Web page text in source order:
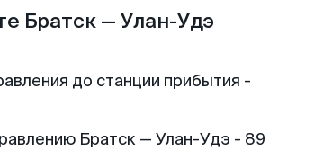
Братск — Улан-Удэ
до станции прибытия -
Братск — Улан-Удэ - 89